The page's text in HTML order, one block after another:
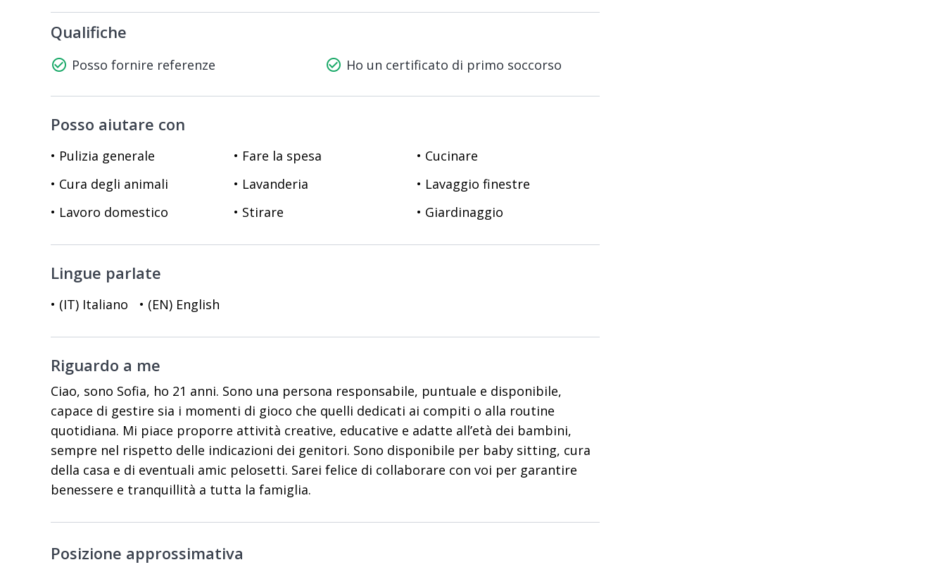
Qualifiche
check_circle_outline Posso fornire referenze check_circle_outline Ho un certificato di primo soccorso
Posso aiutare con
• Pulizia generale • Fare la spesa
• Cucinare
• Cura degli animali
• Lavanderia
• Lavaggio finestre
• Lavoro domestico
• Stirare • Giardinaggio
Lingue parlate
• (IT) Italiano • (EN) English
Riguardo a me
Ciao, sono Sofia, ho 21 anni. Sono una persona responsabile, puntuale e disponibile,
capace di gestire sia i momenti di gioco che quelli dedicati ai compiti o alla routine
quotidiana. Mi piace proporre attività creative, educative e adatte all’età dei bambini,
sempre nel rispetto delle indicazioni dei genitori. Sono disponibile per baby sitting, cura
della casa e di eventuali amic pelosetti. Sarei felice di collaborare con voi per garantire
benessere e tranquillità a tutta la famiglia.
Posizione approssimativa